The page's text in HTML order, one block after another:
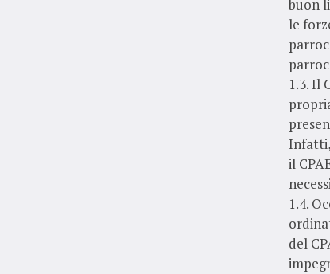
buon
le
1.3. Il
il
1.4.
del